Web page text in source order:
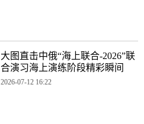
大图直击中俄“海上联合-2026”联
合演习海上演练阶段精彩瞬间
2026-07-12 16:22